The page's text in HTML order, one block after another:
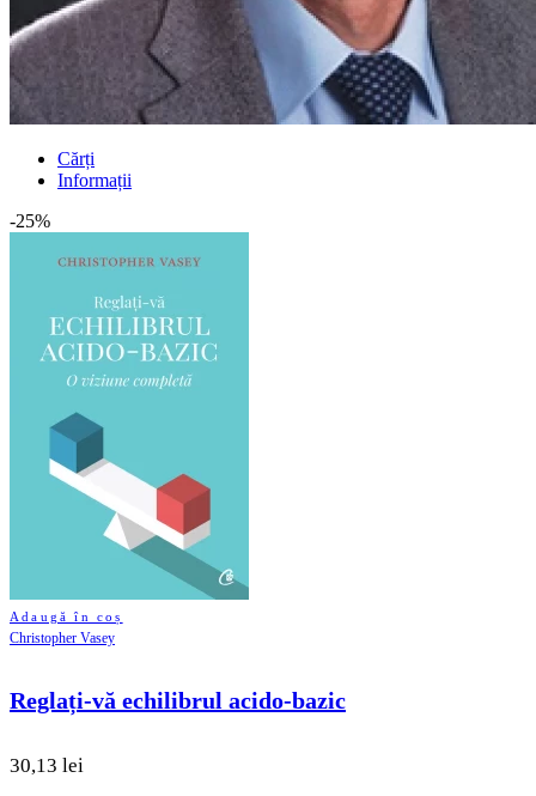
Cărți
Informații
-25%
Adaugă în coș
Christopher Vasey
Reglați-vă echilibrul acido-bazic
30,13 lei